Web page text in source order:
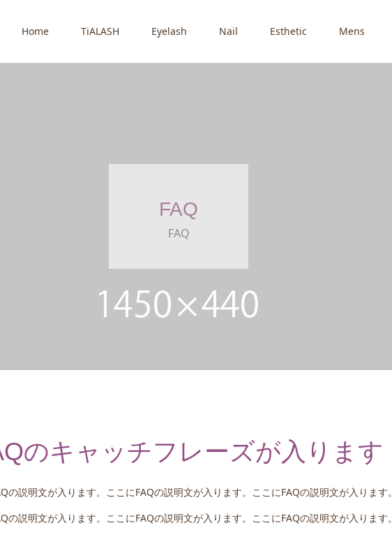
Home TiALASH Eyelash Nail Esthetic Mens
FAQ
FAQ
のキャッチフレーズが入ります
の説明文が入ります。ここにFAQの説明文が入ります。ここにFAQの説明文が入ります。
の説明文が入ります。ここにFAQの説明文が入ります。ここにFAQの説明文が入ります。